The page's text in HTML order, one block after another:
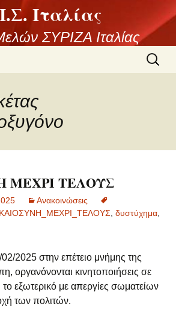
Ιταλίας
ΣΥΡΙΖΑ Ιταλίας
για:
ΜΕΧΡΙ ΤΕΛΟΥΣ
Ανακοινώσεις
δυστύχημα
2025 στην επέτειο μνήμης της
οργανόνονται κινητοποιήσεις σε
εξωτερικό με απεργίες σωματείων
των πολιτών.